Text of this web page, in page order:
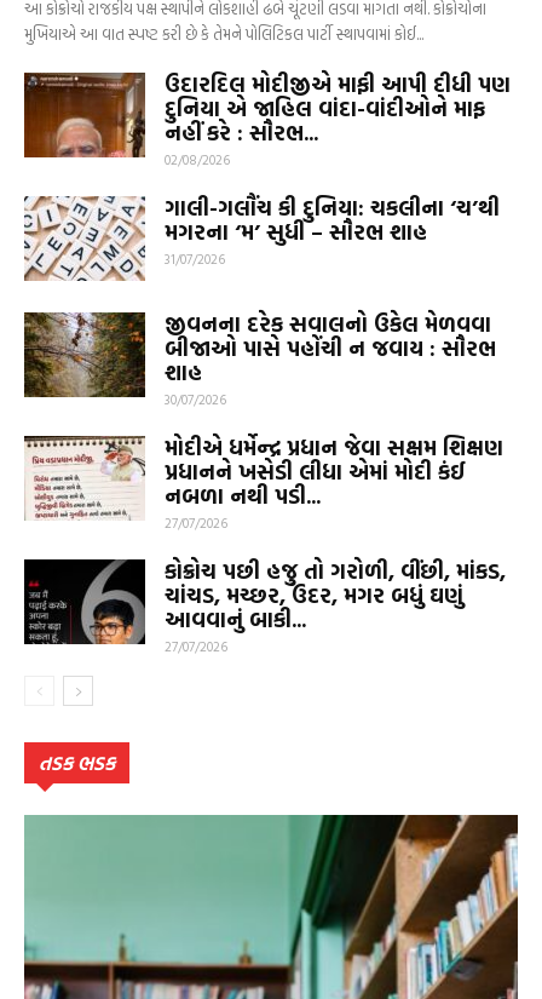
આ કોક્રોચો રાજકીય પક્ષ સ્થાપીને લોકશાહી ઢબે ચૂંટણી લડવા માગતા નથી. કોક્રોચોના
મુખિયાએ આ વાત સ્પષ્ટ કરી છે કે તેમને પોલિટિકલ પાર્ટી સ્થાપવામાં કોઈ...
ઉદારદિલ મોદીજીએ માફી આપી દીધી પણ
દુનિયા એ જાહિલ વાંદા-વાંદીઓને માફ
નહીં કરે : સૌરભ...
02/08/2026
ગાલી-ગલૌંચ કી દુનિયા: ચકલીના ‘ચ’થી
મગરના ‘મ’ સુધી – સૌરભ શાહ
31/07/2026
જીવનના દરેક સવાલનો ઉકેલ મેળવવા
બીજાઓ પાસે પહોંચી ન જવાય : સૌરભ
શાહ
30/07/2026
મોદીએ ધર્મેન્દ્ર પ્રધાન જેવા સક્ષમ શિક્ષણ
પ્રધાનને ખસેડી લીધા એમાં મોદી કંઈ
નબળા નથી પડી...
27/07/2026
કોક્રોચ પછી હજુ તો ગરોળી, વીંછી, માંકડ,
ચાંચડ, મચ્છર, ઉંદર, મગર બધું ઘણું
આવવાનું બાકી...
27/07/2026
તડક ભડક